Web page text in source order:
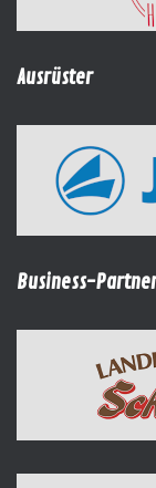
Ausrüster
Business-